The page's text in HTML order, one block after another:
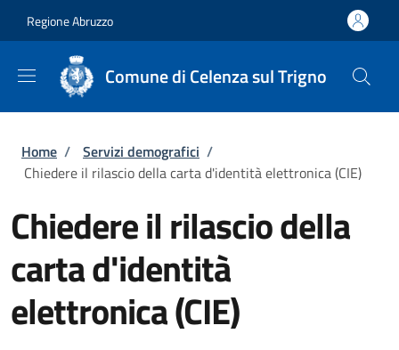
Regione Abruzzo
Comune di Celenza sul Trigno
Briciole di pane
Home / Servizi demografici /
Chiedere il rilascio della carta d'identità elettronica (CIE)
Chiedere il rilascio della
carta d'identità
elettronica (CIE)